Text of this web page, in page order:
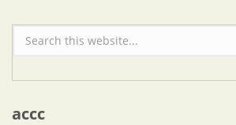
Formulario de búsqueda
accc